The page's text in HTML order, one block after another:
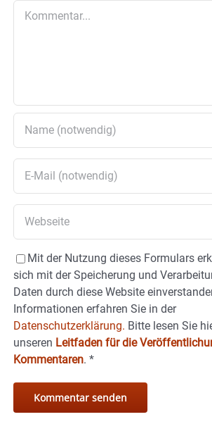
Mit der Nutzung dieses Formulars
sich mit der Speicherung und
Daten durch diese Website
Informationen erfahren Sie in der
Datenschutzerklärung. Bitte lesen Sie
unseren Leitfaden für die
Kommentaren. *